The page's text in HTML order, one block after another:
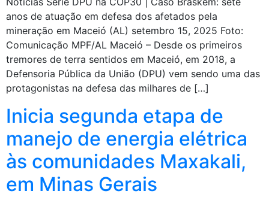
anos de atuação em defesa dos afetados pela
mineração em Maceió (AL) setembro 15, 2025 Foto:
Comunicação MPF/AL Maceió – Desde os primeiros
tremores de terra sentidos em Maceió, em 2018, a
Defensoria Pública da União (DPU) vem sendo uma das
protagonistas na defesa das milhares de […]
Inicia segunda etapa de
manejo de energia elétrica
às comunidades Maxakali,
em Minas Gerais